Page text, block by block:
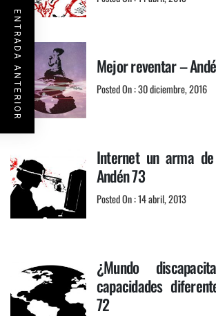
Mejor reventar –
Posted On : 30 diciembre, 2016
Internet un arma
Andén 73
Posted On : 14 abril, 2013
¿Mundo
capacidades
72
ENTRADA ANTERIOR